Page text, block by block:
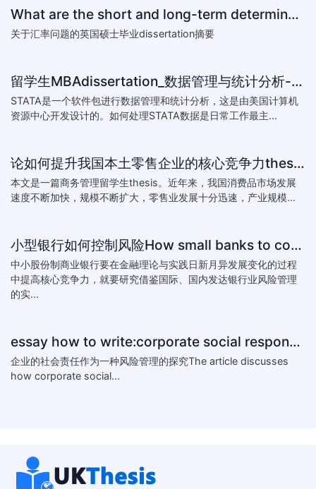
What are the short and long-term determinants of exchange ra
关于汇率问题的英国硕士毕业dissertation摘要
留学生MBAdissertation_数据管理与统计分析-如何处理STATA数据_How to deal with data with ST
STATA是一个软件包进行数据管理和统计分析，这是由美国计算机
资源中心开发设计的。如何处理STATA数据是日常工作最主...
论如何提升我国本土零售企业的核心竞争力thesis:The theory of how to improve the core competitiveness of domestic retail e
本文是一篇商务管理留学生thesis。近年来，我国消费品市场发展
速度不断加快，规模不断扩大，零售业发展十分迅速，产业规模...
小型银行如何控制风险How small banks to control risk
中小股份制商业银行要在金融理论与实践日新月异发展变化的过程
中提高核心竞争力，就要研究借鉴国际、国内发达银行业风险管理
的实...
essay how to write:corporate social responsibility practice
企业的社会责任作为一种风险管理的探究The article discusses
how corporate social...